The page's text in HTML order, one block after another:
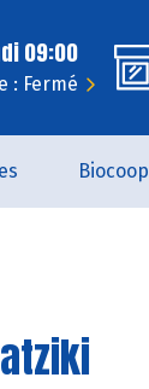
09:00
: Fermé
Biocoop